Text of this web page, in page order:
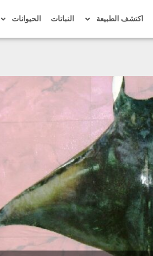
اكتشف الطبيعة النباتات الحيوانات